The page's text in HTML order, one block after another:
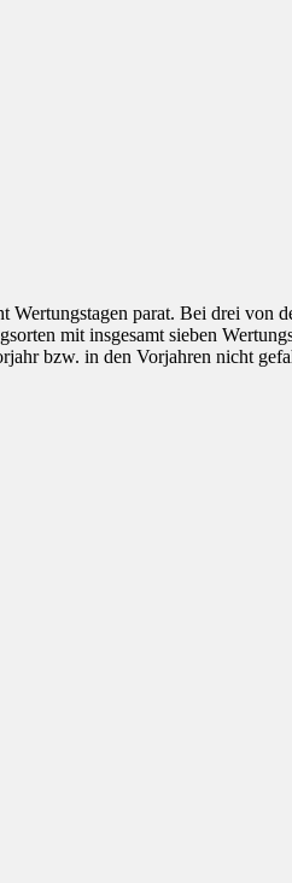
Wertungstagen parat. Bei drei von
mit insgesamt sieben
bzw. in den Vorjahren nicht